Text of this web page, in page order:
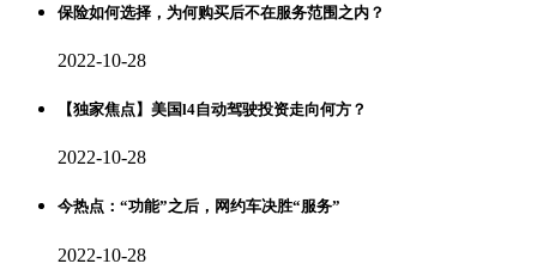
保险如何选择，为何购买后不在服务范围之内？
2022-10-28
【独家焦点】美国l4自动驾驶投资走向何方？
2022-10-28
今热点：“功能”之后，网约车决胜“服务”
2022-10-28